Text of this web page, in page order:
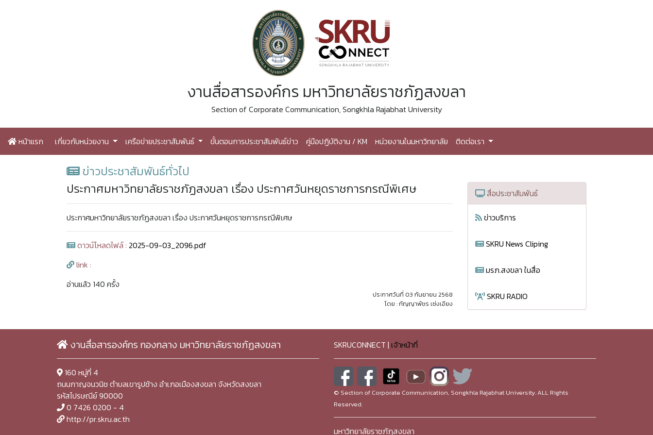
งานสื่อสารองค์กร มหาวิทยาลัยราชภัฏสงขลา
Section of Corporate Communication, Songkhla Rajabhat University
หน้าแรก เกี่ยวกับหน่วยงาน เครือข่ายประชาสัมพันธ์ ขั้นตอนการประชาสัมพันธ์ข่าว คู่มือปฏิบัติงาน / KM หน่วยงานในมหาวิทยาลัย ติดต่อเรา
ข่าวประชาสัมพันธ์ทั่วไป
ประกาศมหาวิทยาลัยราชภัฏสงขลา เรื่อง ประกาศวันหยุดราชการกรณีพิเศษ
ประกาศมหาวิทยาลัยราชภัฏสงขลา เรื่อง ประกาศวันหยุดราชการกรณีพิเศษ
ดาวน์โหลดไฟล์ : 2025-09-03_2096.pdf
link :
อ่านแล้ว 140 ครั้ง
ประกาศวันที่ 03 กันยายน 2568
โดย : กัญญาพัชร เซ่งเอียง
สื่อประชาสัมพันธ์
ข่าวบริการ
SKRU News Cliping
มรภ.สงขลา ในสื่อ
SKRU RADIO
งานสื่อสารองค์กร กองกลาง มหาวิทยาลัยราชภัฏสงขลา
160 หมู่ที่ 4
ถนนกาญจนวนิช ตำบลเขารูปช้าง อำเภอเมืองสงขลา จังหวัดสงขลา
รหัสไปรษณีย์ 90000
0 7426 0200 - 4
http://pr.skru.ac.th
SKRUCONNECT | เจ้าหน้าที่
© Section of Corporate Communication, Songkhla Rajabhat University. ALL Rights
Reserved.
มหาวิทยาลัยราชภัฏสงขลา